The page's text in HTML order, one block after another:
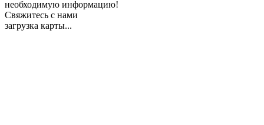
необходимую информацию!
Свяжитесь с нами
загрузка карты...